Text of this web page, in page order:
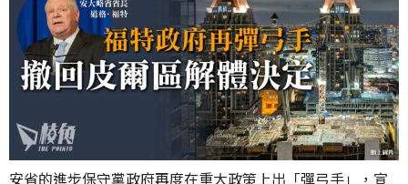
安省的進步保守黨政府再度在重大政策上出「彈弓手」，宣